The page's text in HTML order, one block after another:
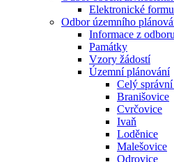
Elektronické
Odbor územního
Informace z odboru
Památky
Vzory žádostí
Územní plánování
Celý
Branišovice
Cvrčovice
Ivaň
Loděnice
Malešovice
Odrovice